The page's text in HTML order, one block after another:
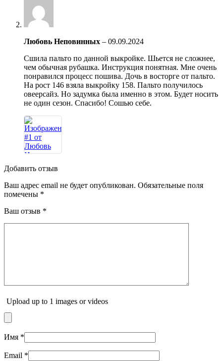
Любовь Неповинных – 09.09.2024
Сшила пальто по данной выкройке. Шьется не сложнее,
чем обычная рубашка. Инструкция понятная. Мне очень
понравился процесс пошива. Дочь в восторге от пальто.
На рост 146 взяла выкройку 158. Пальто получилось
овеерсайз. Но задумка была именно в этом. Будет носить
не один сезон. Спасибо! Сошью себе.
Добавить отзыв
Ваш адрес email не будет опубликован. Обязательные поля
помечены *
Ваш отзыв *
Upload up to 1 images or videos
Имя *
Email *